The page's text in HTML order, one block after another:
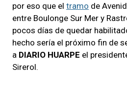
por eso que el tramo de
entre Boulonge Sur Mer y
pocos días de quedar
hecho sería el próximo fin de
a DIARIO HUARPE el
Sirerol.